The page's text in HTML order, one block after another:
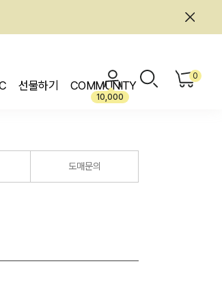
선물하기 COMMUNITY
10,000
0
도매문의